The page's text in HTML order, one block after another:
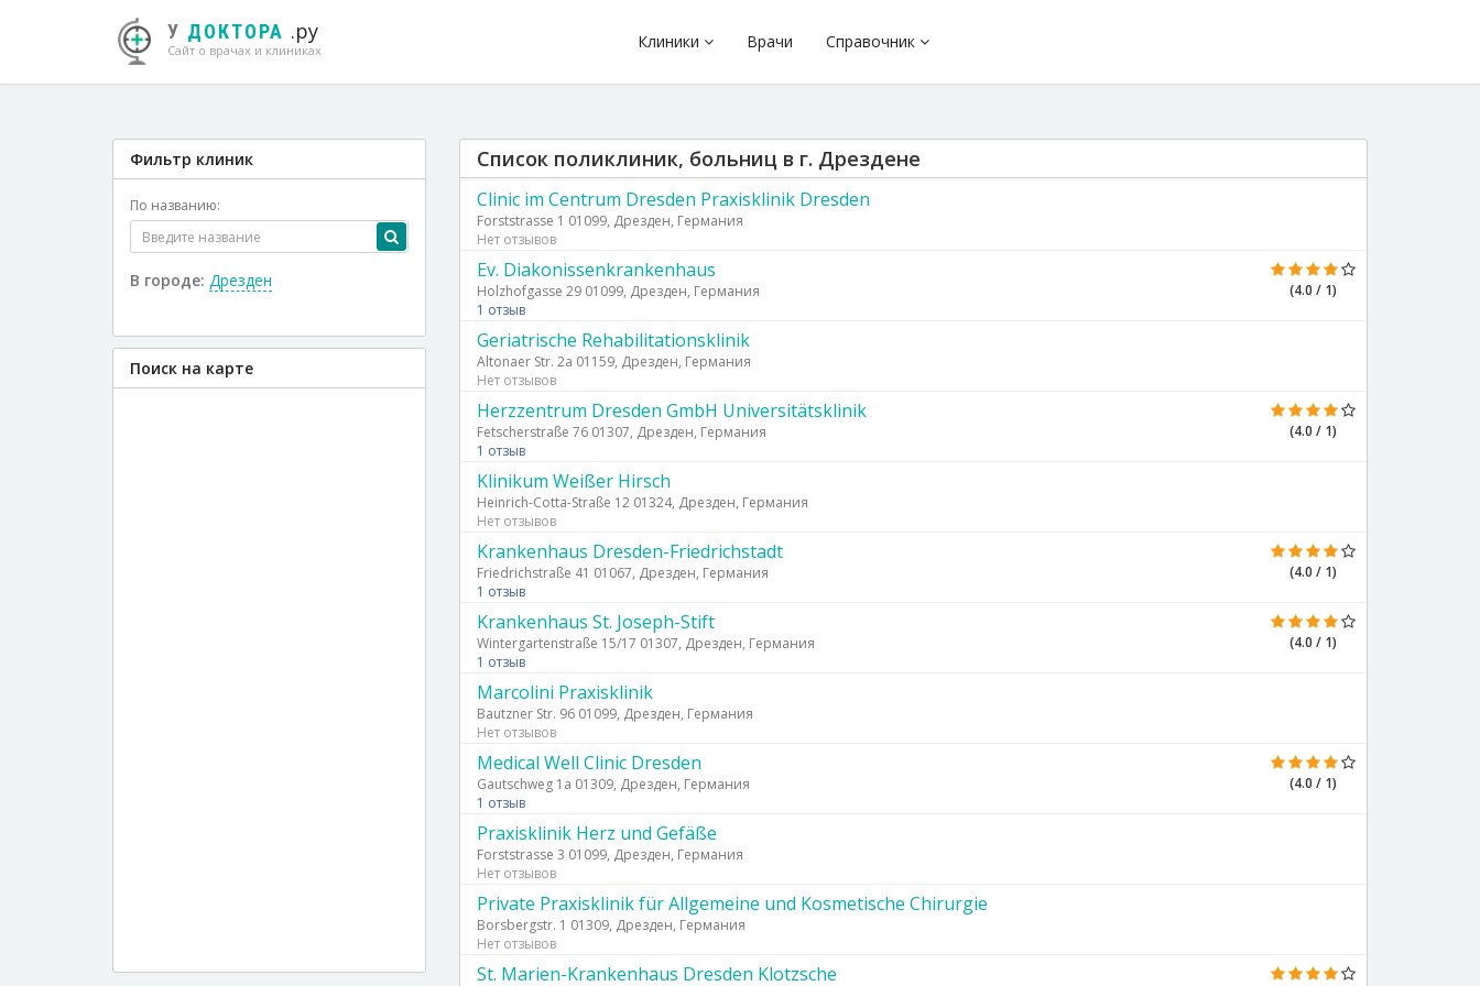
У ДОКТОРА .ру
Сайт о врачах и клиниках Клиники Врачи Справочник
Список поликлиник, больниц в г. Дрездене
Clinic im Centrum Dresden Praxisklinik Dresden
Forststrasse 1 01099, Дрезден, Германия
Нет отзывов
(4.0 / 1)
Ev. Diakonissenkrankenhaus
Holzhofgasse 29 01099, Дрезден, Германия
1 отзыв
Geriatrische Rehabilitationsklinik
Altonaer Str. 2a 01159, Дрезден, Германия
Нет отзывов
(4.0 / 1)
Herzzentrum Dresden GmbH Universitätsklinik
Fetscherstraße 76 01307, Дрезден, Германия
1 отзыв
Klinikum Weißer Hirsch
Heinrich-Cotta-Straße 12 01324, Дрезден, Германия
Нет отзывов
(4.0 / 1)
Krankenhaus Dresden-Friedrichstadt
Friedrichstraße 41 01067, Дрезден, Германия
1 отзыв
(4.0 / 1)
Krankenhaus St. Joseph-Stift
Wintergartenstraße 15/17 01307, Дрезден, Германия
1 отзыв
Marcolini Praxisklinik
Bautzner Str. 96 01099, Дрезден, Германия
Нет отзывов
(4.0 / 1)
Medical Well Clinic Dresden
Gautschweg 1a 01309, Дрезден, Германия
1 отзыв
Praxisklinik Herz und Gefäße
Forststrasse 3 01099, Дрезден, Германия
Нет отзывов
Private Praxisklinik für Allgemeine und Kosmetische Chirurgie
Borsbergstr. 1 01309, Дрезден, Германия
Нет отзывов
St. Marien-Krankenhaus Dresden Klotzsche
Фильтр клиник
По названию:
В городе: Дрезден
Поиск на карте